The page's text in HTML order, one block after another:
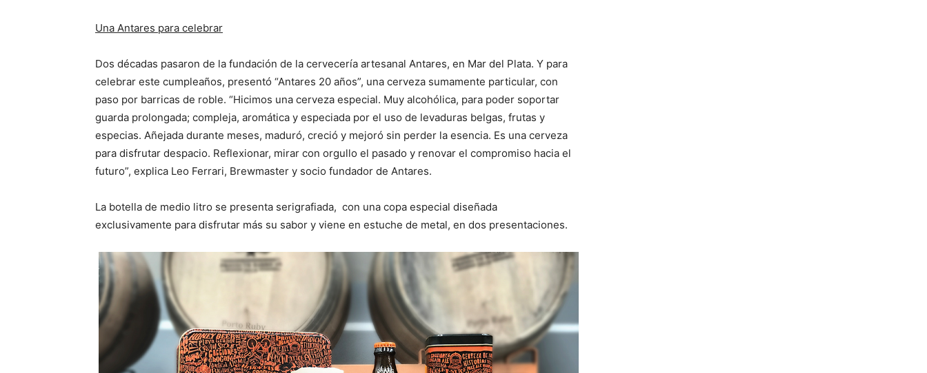
Una Antares para celebrar
Dos décadas pasaron de la fundación de la cervecería artesanal Antares, en Mar del Plata. Y para
celebrar este cumpleaños, presentó “Antares 20 años”, una cerveza sumamente particular, con
paso por barricas de roble. “Hicimos una cerveza especial. Muy alcohólica, para poder soportar
guarda prolongada; compleja, aromática y especiada por el uso de levaduras belgas, frutas y
especias. Añejada durante meses, maduró, creció y mejoró sin perder la esencia. Es una cerveza
para disfrutar despacio. Reflexionar, mirar con orgullo el pasado y renovar el compromiso hacia el
futuro”, explica Leo Ferrari, Brewmaster y socio fundador de Antares.
La botella de medio litro se presenta serigrafiada, con una copa especial diseñada
exclusivamente para disfrutar más su sabor y viene en estuche de metal, en dos presentaciones.